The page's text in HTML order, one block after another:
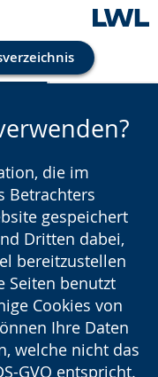
die im
Betrachters
gespeichert
Dritten dabei,
bereitzustellen
Seiten benutzt
Cookies von
Ihre Daten
welche nicht das
GVO entspricht.